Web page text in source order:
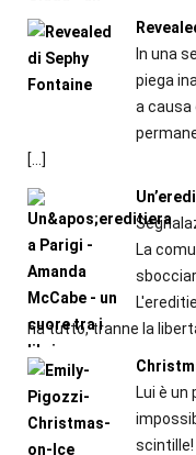
In una
piega
a causa
[…]
La
ha tutto, tranne la
Lui è un
scintille!